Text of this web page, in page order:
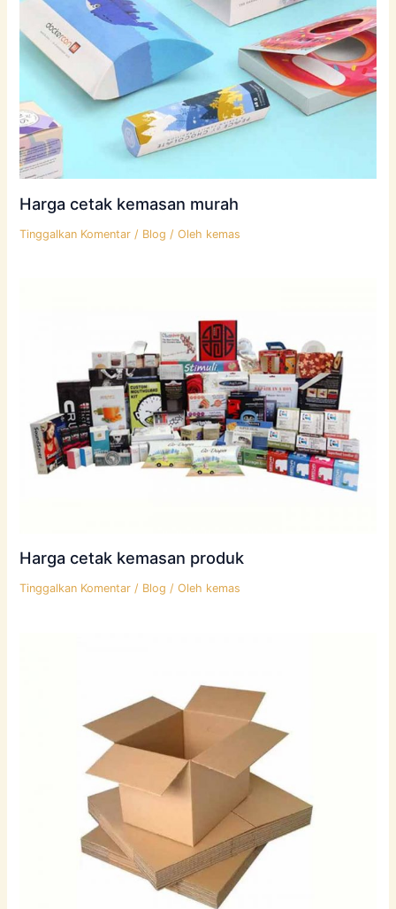
Harga cetak kemasan murah
Tinggalkan Komentar / Blog / Oleh kemas
Harga cetak kemasan produk
Tinggalkan Komentar / Blog / Oleh kemas